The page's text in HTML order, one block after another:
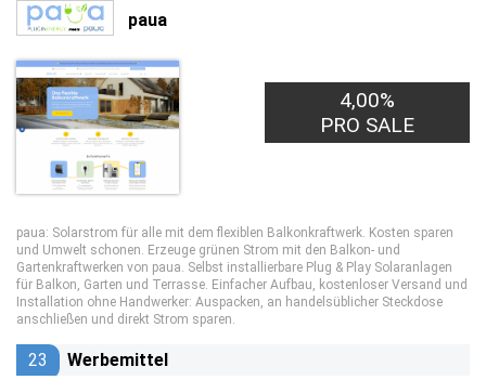
paua
4,00%
PRO SALE
paua: Solarstrom für alle mit dem flexiblen Balkonkraftwerk. Kosten sparen
und Umwelt schonen. Erzeuge grünen Strom mit den Balkon- und
Gartenkraftwerken von paua. Selbst installierbare Plug & Play Solaranlagen
für Balkon, Garten und Terrasse. Einfacher Aufbau, kostenloser Versand und
Installation ohne Handwerker: Auspacken, an handelsüblicher Steckdose
anschließen und direkt Strom sparen.
23 Werbemittel